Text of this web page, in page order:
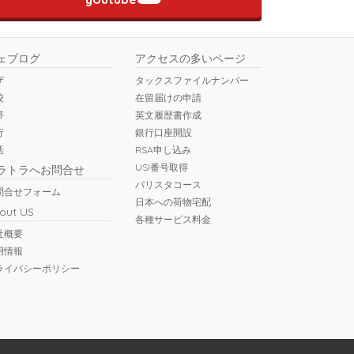
ブログ
トラへお問合せ
合せフォーム
US
概要
情報
イバシーポリシー
アクセスの多いページ
タックスファイルナンバー
在留届けの申請
英文履歴書作成
銀行口座開設
RSA申し込み
USI番号取得
バリスタコース
日本への荷物宅配
各種サービス料金